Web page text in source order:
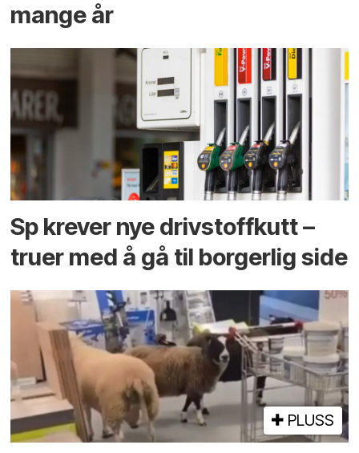
mange år
Sp krever nye drivstoffkutt –
truer med å gå til borgerlig side
PLUSS